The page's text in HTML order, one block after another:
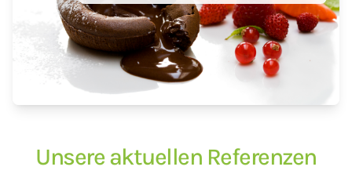
Unsere aktuellen Referenzen